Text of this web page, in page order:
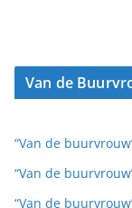
Van de
“Van de
“Van de
“Van de